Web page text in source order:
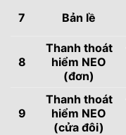
7 Bản lề
8
Thanh thoát
hiểm NEO
(đơn)
9
Thanh thoát
hiểm NEO
(cửa đôi)